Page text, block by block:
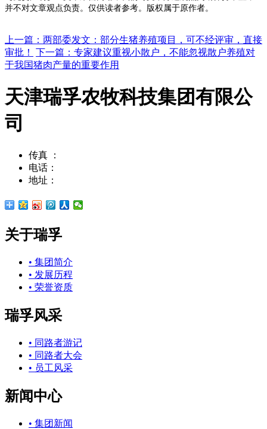
并不对文章观点负责。仅供读者参考。版权属于原作者。
上一篇：两部委发文：部分生猪养殖项目，可不经评审，直接
审批！
下一篇：专家建议重视小散户，不能忽视散户养殖对
于我国猪肉产量的重要作用
天津瑞孚农牧科技集团有限公
司
传真 ：
电话：
地址：
关于瑞孚
• 集团简介
• 发展历程
• 荣誉资质
瑞孚风采
• 同路者游记
• 同路者大会
• 员工风采
新闻中心
• 集团新闻